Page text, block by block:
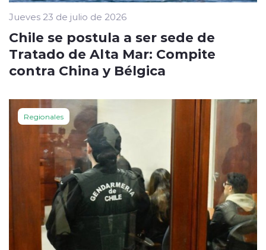
Jueves 23 de julio de 2026
Chile se postula a ser sede de
Tratado de Alta Mar: Compite
contra China y Bélgica
Regionales